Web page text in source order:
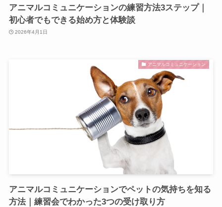
アニマルコミュニケーションの練習方法3ステップ｜
初心者でもできる始め方と体験談
2026年4月1日
アニマルコミュニケーション
アニマルコミュニケーションでペットの気持ちを知る
方法｜練習会でわかった3つの受け取り方